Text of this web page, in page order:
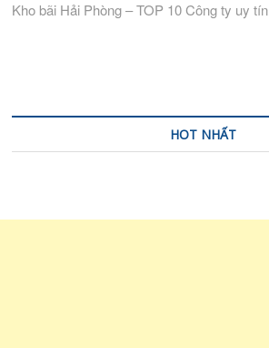
hướng
Kho bãi Hải Phòng – TOP 10 Công ty uy tín
HOT NHẤT